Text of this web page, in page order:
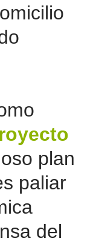
plan
paliar
del